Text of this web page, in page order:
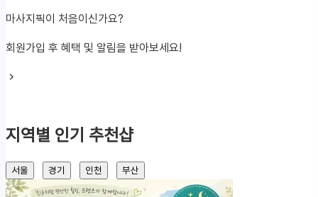
사
픽
마사지픽이 처음이신가요?
회원가입 후 혜택 및 알림을 받아보세요!
지역별 인기 추천샵
서울 경기 인천 부산